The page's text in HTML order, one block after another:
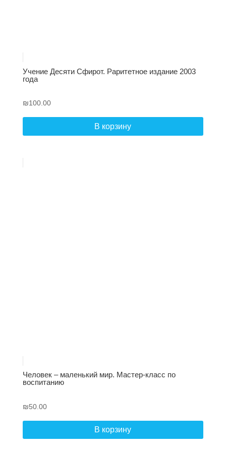
Учение Десяти Сфирот. Раритетное издание 2003
года
₪100.00
В корзину
Человек – маленький мир. Мастер-класс по
воспитанию
₪50.00
В корзину